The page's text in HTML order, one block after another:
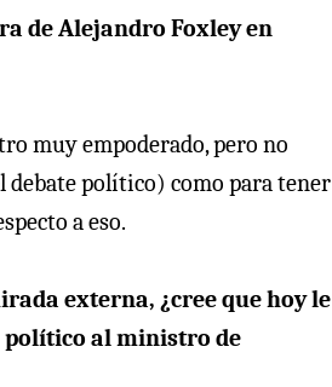
de Alejandro Foxley en
muy empoderado, pero no
debate político) como para tener
a eso.
externa, ¿cree que hoy le
al ministro de